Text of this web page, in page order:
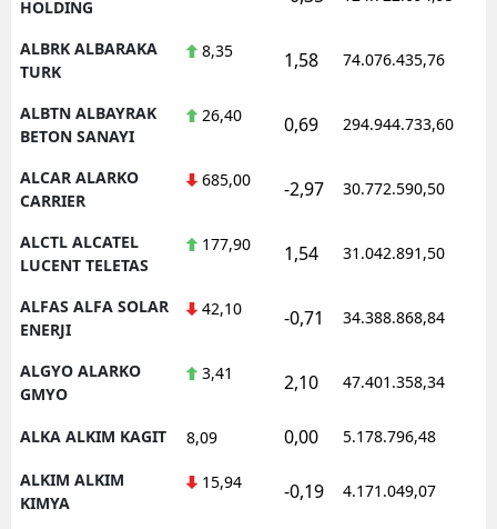
HOLDING
ALBRK ALBARAKA
TURK
8,35 1,58 74.076.435,76
ALBTN ALBAYRAK
BETON SANAYI
26,40 0,69 294.944.733,60
ALCAR ALARKO
CARRIER
685,00 -2,97 30.772.590,50
ALCTL ALCATEL
LUCENT TELETAS
177,90 1,54 31.042.891,50
ALFAS ALFA SOLAR
ENERJI
42,10 -0,71 34.388.868,84
ALGYO ALARKO
GMYO
3,41 2,10 47.401.358,34
ALKA ALKIM KAGIT 8,09 0,00 5.178.796,48
ALKIM ALKIM
KIMYA
15,94 -0,19 4.171.049,07